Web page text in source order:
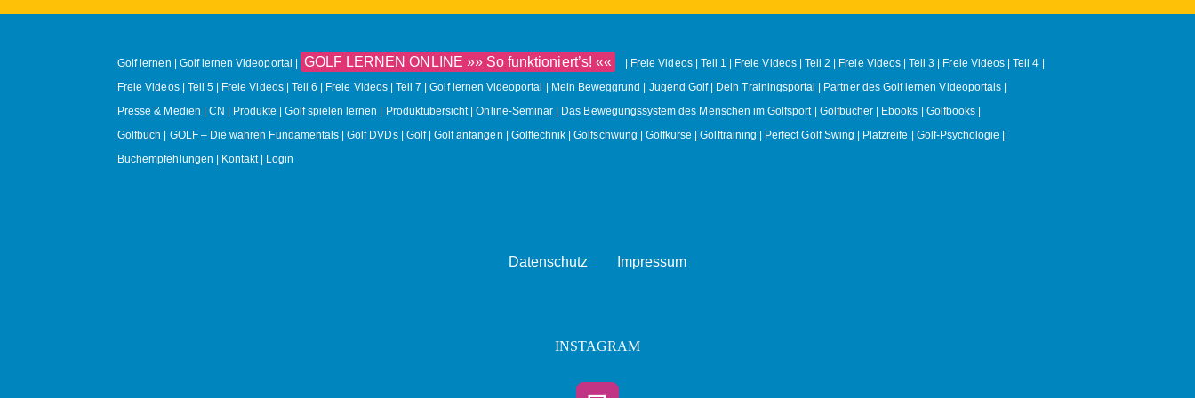
Golf lernen Golf lernen Videoportal GOLF LERNEN ONLINE »» So funktioniert’s! «« Freie Videos | Teil 1 Freie Videos | Teil 2 Freie Videos | Teil 3
Freie Videos | Teil 4
Freie Videos | Teil 5
Freie Videos | Teil 6 Freie Videos | Teil 7 Golf lernen Videoportal | Mein Beweggrund Jugend Golf | Dein Trainingsportal
Partner des Golf lernen Videoportals
Presse & Medien
CN Produkte Golf spielen lernen | Produktübersicht Online-Seminar | Das Bewegungssystem des Menschen im Golfsport
Golfbücher | Ebooks | Golfbooks
Golfbuch | GOLF – Die wahren Fundamentals
Golf DVDs Golf Golf anfangen Golftechnik Golfschwung Golfkurse Golftraining Perfect Golf Swing Platzreife
Golf-Psychologie
Buchempfehlungen
Kontakt Login
Datenschutz Impressum
INSTAGRAM